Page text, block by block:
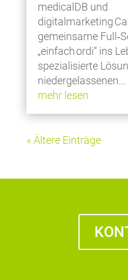
medicalDB und
digitalmarketing
gemeinsame
„einfach ordi“ ins
spezialisierte
niedergelassenen...
mehr lesen
« Ältere Einträge